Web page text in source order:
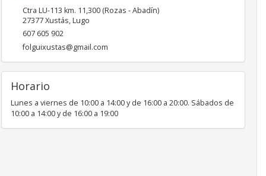
Ctra LU-113 km. 11,300 (Rozas - Abadín)
27377Xustás,Lugo
607 605 902
folguixustas@gmail.com
Horario
Lunes a viernes de 10:00 a 14:00 y de 16:00 a 20:00. Sábados de
10:00 a 14:00 y de 16:00 a 19:00